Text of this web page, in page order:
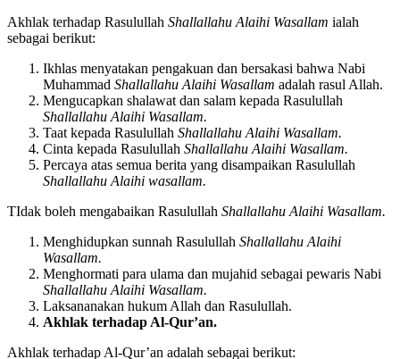
Akhlak terhadap Rasulullah
Ikhlas menyatakan pengakuan dan bersakasi bahwa Nabi
MuhammadShallallahu Alaihi Wasallamadalah rasul Allah.
Mengucapkan shalawat dan salam kepada Rasulullah
Shallallahu Alaihi Wasallam.
Taat kepada RasulullahShallallahu Alaihi Wasallam.
Cinta kepada RasulullahShallallahu Alaihi Wasallam.
Percaya atas semua berita yang disampaikan Rasulullah
Menghidupkan sunnah Rasulullah
Wasallam.
Menghormati para ulama dan mujahid sebagai pewaris Nabi
Shallallahu Alaihi Wasallam.
Laksananakan hukum Allah dan Rasulullah.